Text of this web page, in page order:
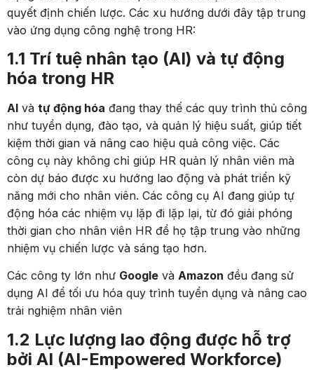
quyết định chiến lược. Các xu hướng dưới đây tập trung
vào ứng dụng công nghệ trong HR:
1.1 Trí tuệ nhân tạo (AI) và tự động
hóa trong HR
AI và tự động hóa đang thay thế các quy trình thủ công
như tuyển dụng, đào tạo, và quản lý hiệu suất, giúp tiết
kiệm thời gian và nâng cao hiệu quả công việc. Các
công cụ này không chỉ giúp HR quản lý nhân viên mà
còn dự báo được xu hướng lao động và phát triển kỹ
năng mới cho nhân viên. Các công cụ AI đang giúp tự
động hóa các nhiệm vụ lặp đi lặp lại, từ đó giải phóng
thời gian cho nhân viên HR để họ tập trung vào những
nhiệm vụ chiến lược và sáng tạo hơn.
Các công ty lớn như Google và Amazon đều đang sử
dụng AI để tối ưu hóa quy trình tuyển dụng và nâng cao
trải nghiệm nhân viên
1.2 Lực lượng lao động được hỗ trợ
bởi AI (AI-Empowered Workforce)